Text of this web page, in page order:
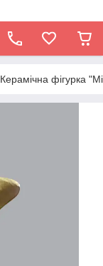
Керамічна фігурка